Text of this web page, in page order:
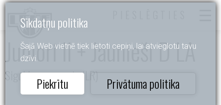
Sīkdatņu politika
Šajā Web vietnē tiek lietoti cepiņi, lai atvieglotu tavu
dzīvi.
Piekrītu Privātuma politika
Juniori II + Jaunieši D LA
Siguldas pavasaris (LR)